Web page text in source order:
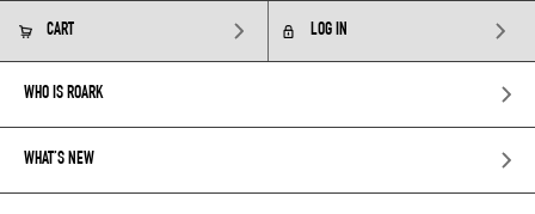
CART LOG IN
WHO IS ROARK
WHAT’S NEW